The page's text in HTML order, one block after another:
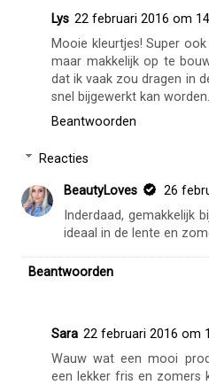
Lys 22 februari 2016 om
Mooie kleurtjes! Super
maar makkelijk op te
dat ik vaak zou dragen in
snel bijgewerkt kan worden.
Beantwoorden
Reacties
BeautyLoves
26
Inderdaad, gemakkelijk
ideaal in de lente en
Beantwoorden
Sara 22 februari 2016 om
Wauw wat een mooi
een lekker fris en zomers